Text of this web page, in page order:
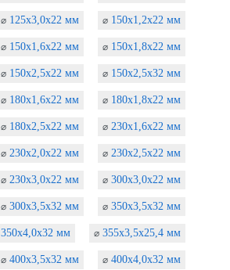
⌀ 125х3,0х22 мм ⌀ 150х1,2х22 мм
⌀ 150х1,6х22 мм ⌀ 150х1,8х22 мм
⌀ 150х2,5х22 мм ⌀ 150х2,5х32 мм
⌀ 180х1,6х22 мм ⌀ 180х1,8х22 мм
⌀ 180х2,5х22 мм ⌀ 230х1,6х22 мм
⌀ 230х2,0х22 мм ⌀ 230х2,5х22 мм
⌀ 230х3,0х22 мм ⌀ 300х3,0х22 мм
⌀ 300х3,5х32 мм ⌀ 350х3,5х32 мм
350х4,0х32 мм ⌀ 355х3,5х25,4 мм
⌀ 400х3,5х32 мм ⌀ 400х4,0х32 мм